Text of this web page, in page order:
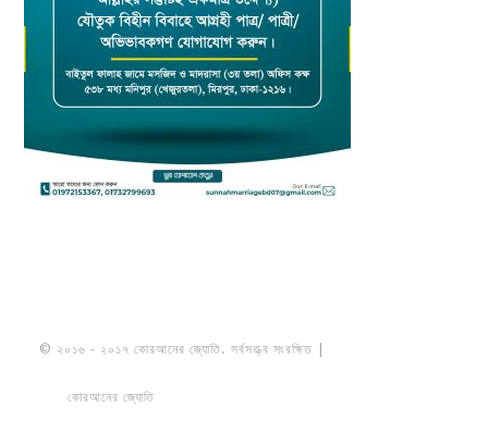
© ২০১৬ - ২০১৭ কোরআনের জ্যোতি. সর্বসত্ত্ব সংরক্ষিত |
কোরআনের জ্যোতি